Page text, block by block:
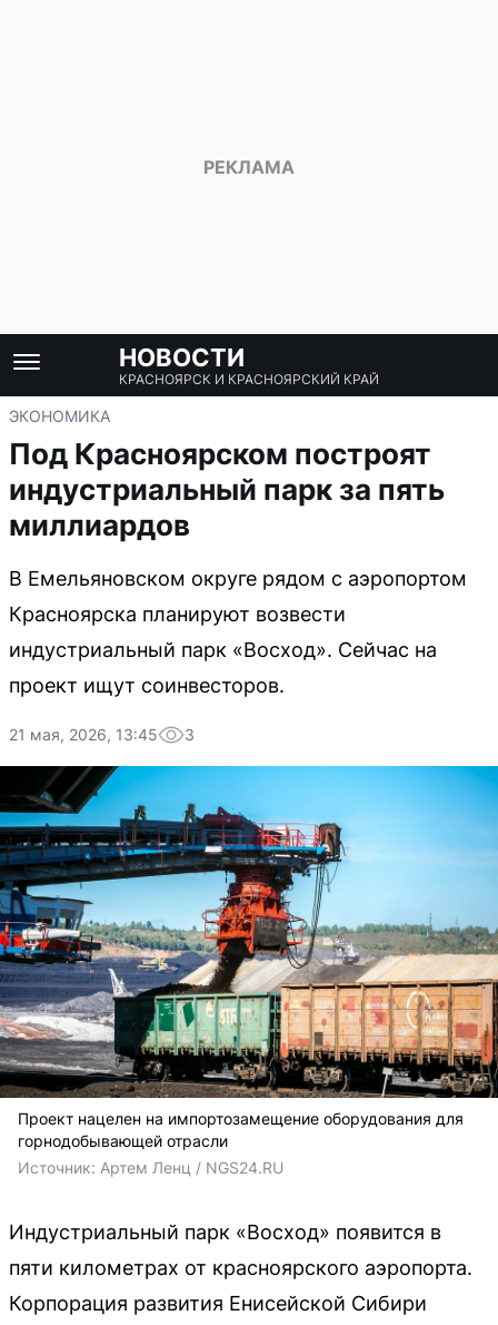
НОВОСТИ
КРАСНОЯРСК И КРАСНОЯРСКИЙ КРАЙ
ЭКОНОМИКА
Под Красноярском построят
индустриальный парк за пять
миллиардов
В Емельяновском округе рядом с аэропортом
Красноярска планируют возвести
индустриальный парк «Восход». Сейчас на
проект ищут соинвесторов.
21 мая, 2026, 13:45 3
Проект нацелен на импортозамещение оборудования для
горнодобывающей отрасли
Источник: Артем Ленц / NGS24.RU
Индустриальный парк «Восход» появится в
пяти километрах от красноярского аэропорта.
Корпорация развития Енисейской Сибири